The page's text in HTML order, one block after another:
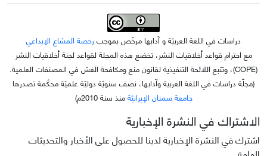
دراسات في اللغة العربيّة و آدابها مرخّص بموجب رخصة المشاع الإبداعي
مع احترام قواعد أخلاقيات النشر، تخضع هذه المجلة لقواعد لجنة أخلاقيات النشر
(COPE)، وتتبع اللائحة التنفيذية لقانون منع ومكافحة الغش في المصنفات العلمية.
(مجلّة دراسات في اللغة العربية وآدابها، نصف سنويّة دوليّة علميّة محکّمة تصدرها
جامعة سمنان الإيرانيّةمنذ سنة 2010م)
الاشتراك في النشرة الإخبارية
اشترك في النشرة الإخبارية لدينا للحصول على الأخبار والتحديثات